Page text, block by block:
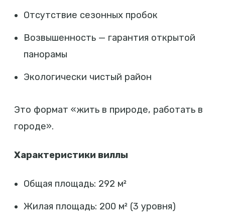
Отсутствие сезонных пробок
Возвышенность — гарантия открытой
панорамы
Экологически чистый район
Это формат «жить в природе, работать в
городе».
Характеристики виллы
Общая площадь: 292 м²
Жилая площадь: 200 м² (3 уровня)